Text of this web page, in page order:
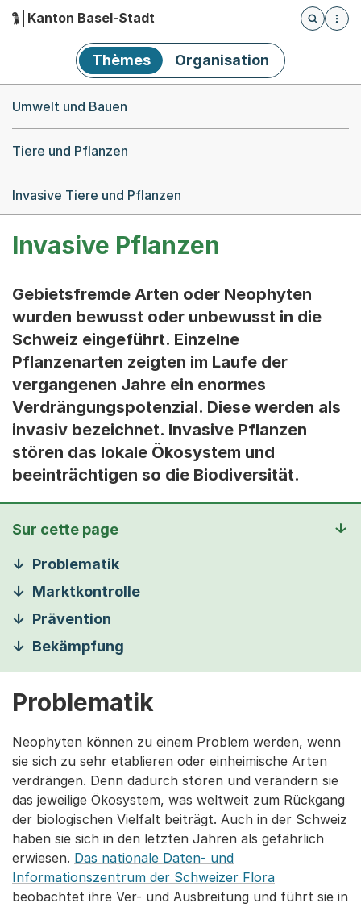
Hauptnavigation
Kanton Basel-Stadt
Öffnet
Thèmes Organisation
Umwelt und Bauen
Tiere und Pflanzen
Invasive Tiere und Pflanzen
Invasive Pflanzen
Gebietsfremde Arten oder Neophyten
wurden bewusst oder unbewusst in die
Schweiz eingeführt. Einzelne
Pflanzenarten zeigten im Laufe der
vergangenen Jahre ein enormes
Verdrängungspotenzial. Diese werden als
invasiv bezeichnet. Invasive Pflanzen
stören das lokale Ökosystem und
beeinträchtigen so die Biodiversität.
Sur cette page
Problematik
Marktkontrolle
Prävention
Bekämpfung
Problematik
Neophyten können zu einem Problem werden, wenn
sie sich zu sehr etablieren oder einheimische Arten
verdrängen. Denn dadurch stören und verändern sie
das jeweilige Ökosystem, was weltweit zum Rückgang
der biologischen Vielfalt beiträgt. Auch in der Schweiz
haben sie sich in den letzten Jahren als gefährlich
erwiesen. Das nationale Daten- und
Informationszentrum der Schweizer Flora
beobachtet ihre Ver- und Ausbreitung und führt sie in